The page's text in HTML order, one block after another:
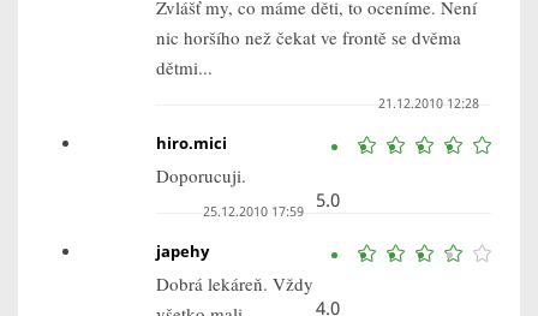
Zvlášť my, co máme děti, to oceníme. Není
nic horšího než čekat ve frontě se dvěma
dětmi...
21.12.2010 12:28
5.0
hiro.mici
Doporucuji.
25.12.2010 17:59
4.0
japehy
Dobrá lekáreň. Vždy